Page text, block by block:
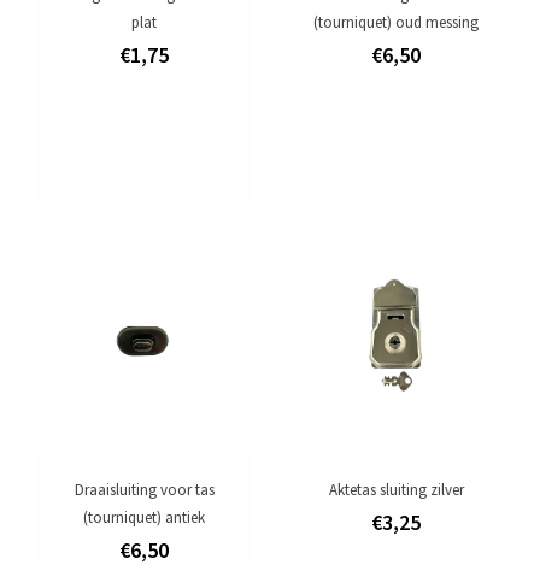
plat
€1,75
(tourniquet) oud messing
€6,50
Draaisluiting voor tas
(tourniquet) antiek
€6,50
Aktetas sluiting zilver
€3,25